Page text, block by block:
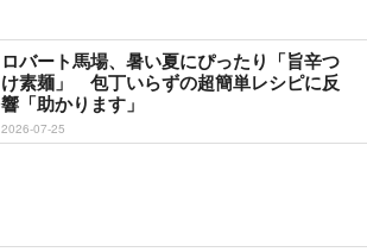
ロバート馬場、暑い夏にぴったり「旨辛つ
け素麺」 包丁いらずの超簡単レシピに反
響「助かります」
2026-07-25